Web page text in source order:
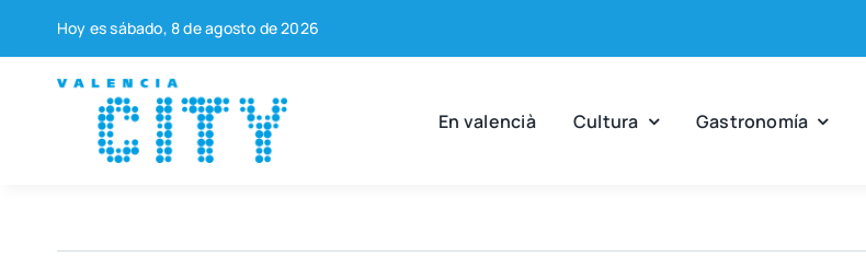
contenido
Hoy es sába­do, 8 de agos­to de 2026
En valen­cià Cul­tu­ra Gas­tro­no­mía